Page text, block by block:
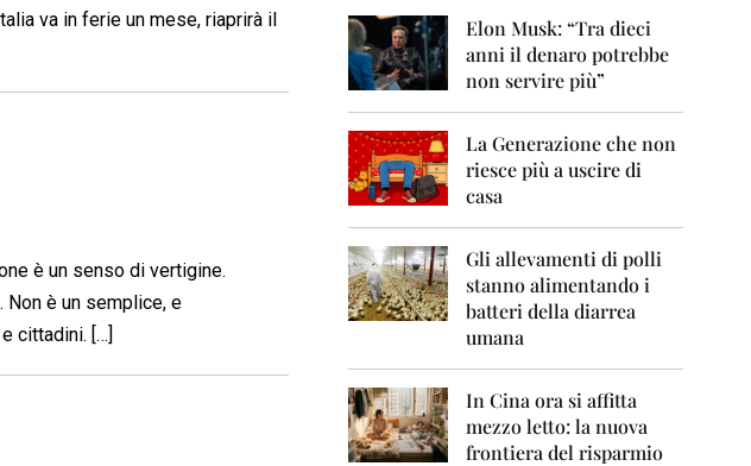
7
va in ferie un mese, riaprirà il
è un senso di vertigine.
Non è un semplice, e
cittadini. […]
Elon Musk: “Tra dieci
anni il denaro potrebbe
non servire più”
La Generazione che non
riesce più a uscire di
casa
Gli allevamenti di polli
stanno alimentando i
batteri della diarrea
umana
In Cina ora si affitta
mezzo letto: la nuova
frontiera del risparmio